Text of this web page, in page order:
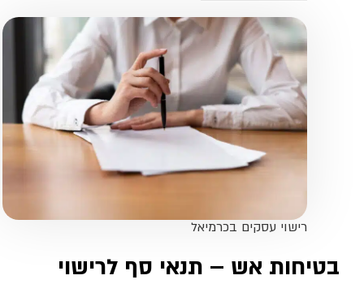
רישוי עסקים בכרמיאל
בטיחות אש – תנאי סף לרישוי